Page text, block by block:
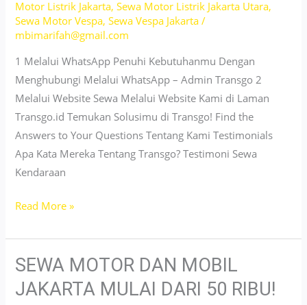
Motor Listrik Jakarta,Sewa Motor Listrik Jakarta Utara,
Sewa Motor Vespa,Sewa Vespa Jakarta /
mbimarifah@gmail.com
1 Melalui WhatsApp Penuhi Kebutuhanmu Dengan
Menghubungi Melalui WhatsApp – Admin Transgo 2
Melalui Website Sewa Melalui Website Kami di Laman
Transgo.id Temukan Solusimu di Transgo! Find the
Answers to Your Questions Tentang Kami Testimonials
Apa Kata Mereka Tentang Transgo? Testimoni Sewa
Kendaraan
Sewa
&
Mobil
Sunter
–
Read More »
SEWA MOTOR DAN MOBIL
JAKARTA MULAI DARI 50 RIBU!